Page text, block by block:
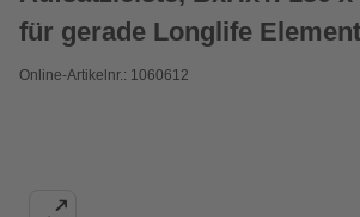
für gerade Longlife
Online-Artikelnr.: 1060612